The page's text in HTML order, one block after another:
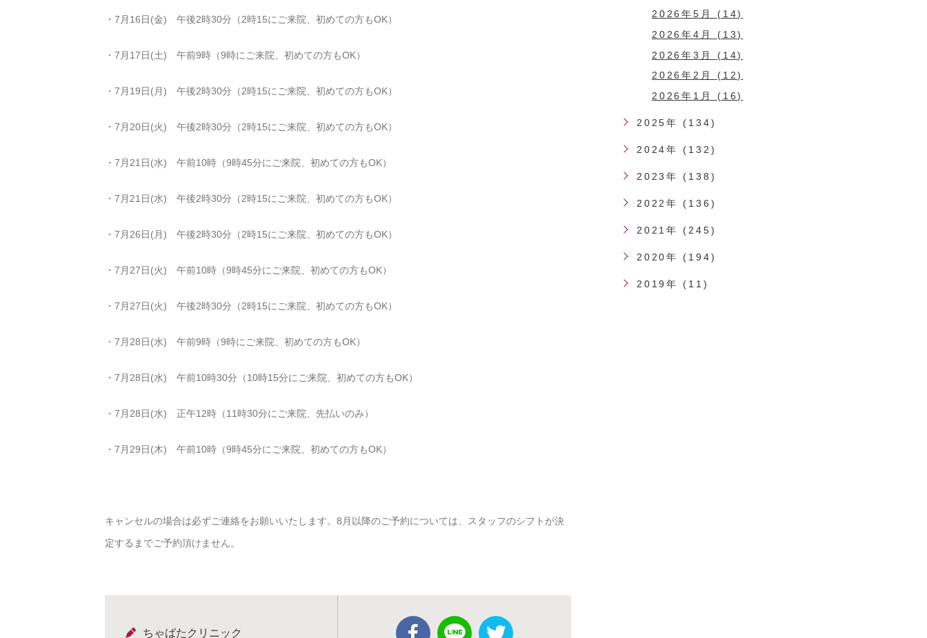
・7月16日(金) 午後2時30分（2時15にご来院、初めての方もOK）
・7月17日(土) 午前9時（9時にご来院、初めての方もOK）
・7月19日(月) 午後2時30分（2時15にご来院、初めての方もOK）
・7月20日(火) 午後2時30分（2時15にご来院、初めての方もOK）
・7月21日(水) 午前10時（9時45分にご来院、初めての方もOK）
・7月21日(水) 午後2時30分（2時15にご来院、初めての方もOK）
・7月26日(月) 午後2時30分（2時15にご来院、初めての方もOK）
・7月27日(火) 午前10時（9時45分にご来院、初めての方もOK）
・7月27日(火) 午後2時30分（2時15にご来院、初めての方もOK）
・7月28日(水) 午前9時（9時にご来院、初めての方もOK）
・7月28日(水) 午前10時30分（10時15分にご来院、初めての方もOK）
・7月28日(水) 正午12時（11時30分にご来院、先払いのみ）
・7月29日(木) 午前10時（9時45分にご来院、初めての方もOK）
キャンセルの場合は必ずご連絡をお願いいたします。8月以降のご予約については、スタッフのシフトが決
定するまでご予約頂けません。
ちゃばたクリニック
2026年5月 (14)
2026年4月 (13)
2026年3月 (14)
2026年2月 (12)
2026年1月 (16)
2025年 (134)
2024年 (132)
2023年 (138)
2022年 (136)
2021年 (245)
2020年 (194)
2019年 (11)